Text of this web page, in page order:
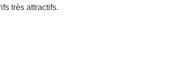
très attractifs.